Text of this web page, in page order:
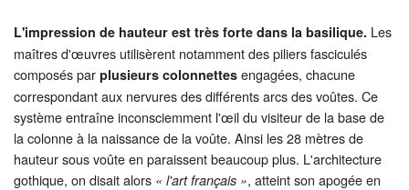
L'impression de hauteur est très forte dans la basilique. Les
maîtres d'œuvres utilisèrent notamment des piliers fasciculés
composés par plusieurs colonnettes engagées, chacune
correspondant aux nervures des différents arcs des voûtes. Ce
système entraîne inconsciemment l'œil du visiteur de la base de
la colonne à la naissance de la voûte. Ainsi les 28 mètres de
hauteur sous voûte en paraissent beaucoup plus. L'architecture
gothique, on disait alors « l'art français », atteint son apogée en